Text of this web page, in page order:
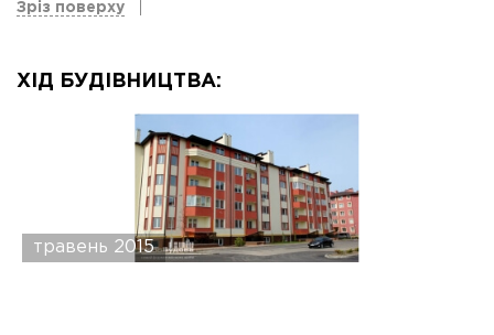
Зріз поверху
ХІД БУДІВНИЦТВА:
травень 2015